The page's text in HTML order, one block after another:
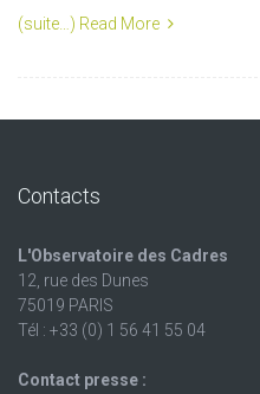
(suite…) Read More
Contacts
L'Observatoire des Cadres
12, rue des Dunes
75019 PARIS
Tél : +33 (0) 1 56 41 55 04
Contact presse :